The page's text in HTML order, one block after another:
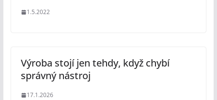
1.5.2022
Výroba stojí jen tehdy, když chybí
správný nástroj
17.1.2026